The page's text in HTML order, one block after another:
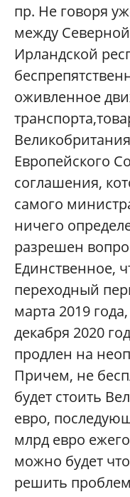
пр. Не говоря
между
Ирландской
оживленное
Европейского
соглашения,
самого
ничего
разрешен
Единственное,
переходный
марта 2019
декабря 2020
продлен на
Причем, не
будет стоить
евро,
млрд евро
можно будет
решить